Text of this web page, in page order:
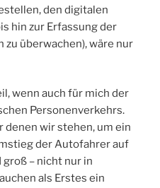
den digitalen
hin zur Erfassung der
zu überwachen), wäre nur
wenn auch für mich der
Personenverkehrs.
denen wir stehen, um ein
der Autofahrer auf
groß – nicht nur in
als Erstes ein